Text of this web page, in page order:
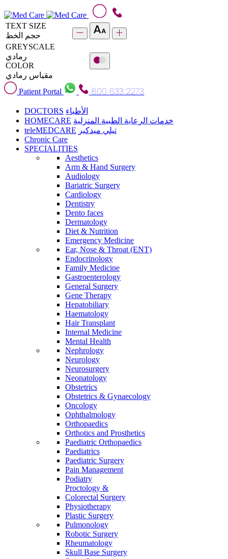
TEXT SIZE
حجم الخط
GREYSCALE
رمادي
COLOR
مقياس رمادي
Patient Portal
800 633 2273
DOCTORS الأطباء
HOMECARE خدمات الرعاية الطبية المنزلية
teleMEDCARE تيلي ميدكير
Chronic Care
SPECIALITIES
Aesthetics
Arm & Hand Surgery
Audiology
Bariatric Surgery
Cardiology
Dentistry
Dento faces
Dermatology
Diet & Nutrition
Emergency Medicine
Ear, Nose & Throat (ENT)
Endocrinology
Family Medicine
Gastroenterology
General Surgery
Gene Therapy
Hepatobiliary
Haematology
Hair Transplant
Internal Medicine
Mental Health
Nephrology
Neurology
Neurosurgery
Neonatology
Obstetrics
Obstetrics & Gynaecology
Oncology
Ophthalmology
Orthopaedics
Orthotics and Prosthetics
Paediatric Orthopaedics
Paediatrics
Paediatric Surgery
Pain Management
Podiatry
Proctology &
Colorectal Surgery
Physiotherapy
Plastic Surgery
Pulmonology
Robotic Surgery
Rheumatology
Skull Base Surgery